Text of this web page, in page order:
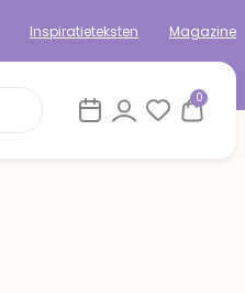
Inspiratieteksten Magazine
0